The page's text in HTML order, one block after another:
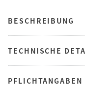
BESCHREIBUNG
TECHNISCHE
PFLICHTANGABEN